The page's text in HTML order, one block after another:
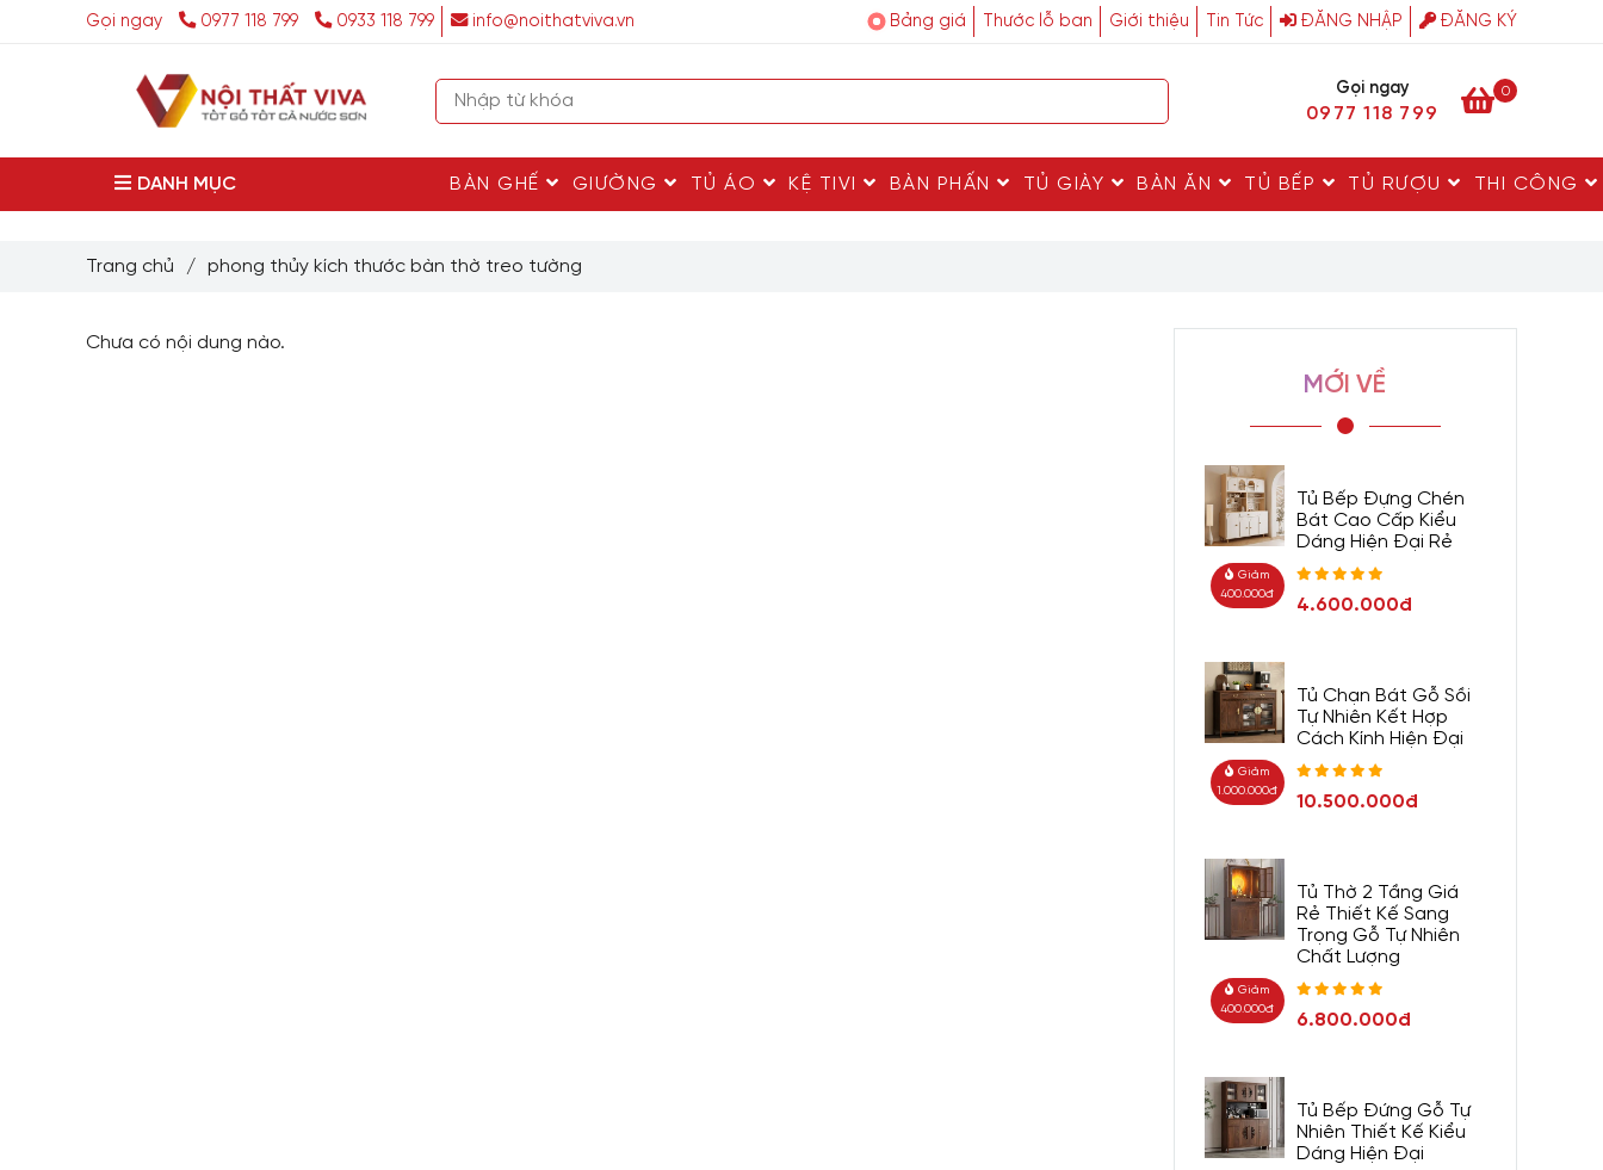
Gọi ngay 0977 118 799 0933 118 799 info@noithatviva.vn Bảng giá Thước lỗ ban Giới thiệu Tin Tức ĐĂNG NHẬP ĐĂNG KÝ
Gọi ngay
0977 118 799
0
DANH MỤC BÀN GHẾ GIƯỜNG TỦ ÁO KỆ TIVI BÀN PHẤN TỦ GIÀY BÀN ĂN TỦ BẾP TỦ RƯỢU THI CÔNG
Trang chủ / phong thủy kích thước bàn thờ treo tường
Chưa có nội dung nào.
MỚI VỀ
Giảm
400.000đ
Tủ Bếp Đựng Chén
Bát Cao Cấp Kiểu
Dáng Hiện Đại Rẻ
4.600.000đ
Giảm
1.000.000đ
Tủ Chạn Bát Gỗ Sồi
Tự Nhiên Kết Hợp
Cách Kính Hiện Đại
10.500.000đ
Giảm
400.000đ
Tủ Thờ 2 Tầng Giá
Rẻ Thiết Kế Sang
Trọng Gỗ Tự Nhiên
Chất Lượng
6.800.000đ
Tủ Bếp Đứng Gỗ Tự
Nhiên Thiết Kế Kiểu
Dáng Hiện Đại